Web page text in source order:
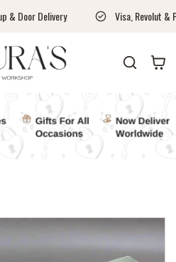
Visa, Revolut & Paypal, Cash On
Cart